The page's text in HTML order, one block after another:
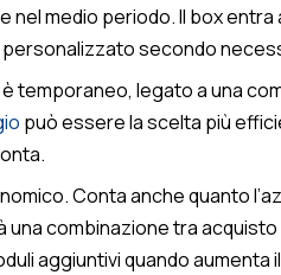
nel medio periodo. Il box
secondo
temporaneo, legato a una
può essere la scelta più
Conta anche quanto
una combinazione tra
aggiuntivi quando aumenta